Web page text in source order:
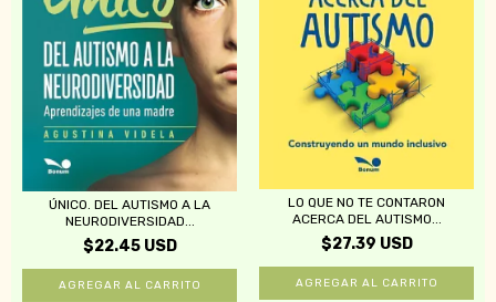
ÚNICO. DEL AUTISMO A LA
NEURODIVERSIDAD...
$22.45 USD
LO QUE NO TE CONTARON
ACERCA DEL AUTISMO...
$27.39 USD